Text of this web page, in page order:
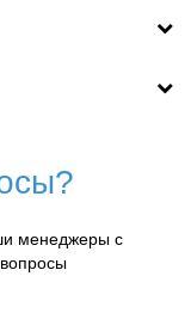
менеджеры с